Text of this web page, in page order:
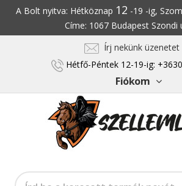
A Bolt nyitva: Hétköznap 12 -19 -ig,
Címe: 1067 Budapest Szondi
Írj nekünk üzenetet
Hétfő-Péntek 12-19-ig:
Fiókom